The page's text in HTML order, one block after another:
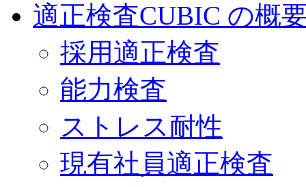
適正検査CUBIC の概
採用適正検査
能力検査
ストレス耐性
現有社員適正検査